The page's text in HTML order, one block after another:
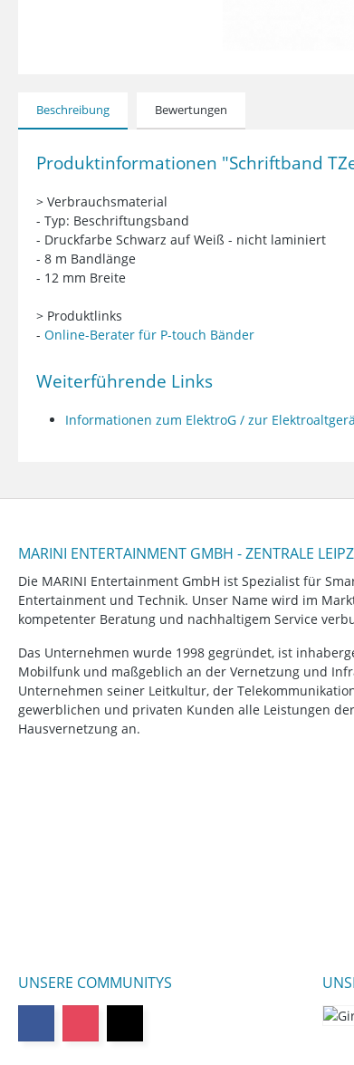
Beschreibung Bewertungen
Produktinformationen "Schriftband
> Verbrauchsmaterial
- Typ: Beschriftungsband
- Druckfarbe Schwarz auf Weiß - nicht laminiert
- 8 m Bandlänge
- 12 mm Breite
> Produktlinks
- Online-Berater für P-touch Bänder
Weiterführende Links
Informationen zum ElektroG / zur
MARINI ENTERTAINMENT GMBH - ZENTRALE
Die MARINI Entertainment GmbH ist Spezialist für
Entertainment und Technik. Unser Name wird im
kompetenter Beratung und nachhaltigem Service
Das Unternehmen wurde 1998 gegründet, ist
Mobilfunk und maßgeblich an der Vernetzung und
Unternehmen seiner Leitkultur, der
gewerblichen und privaten Kunden alle Leistungen
Hausvernetzung an.
UNSERE COMMUNITYS